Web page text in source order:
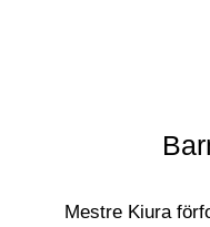
Mestre Kiura